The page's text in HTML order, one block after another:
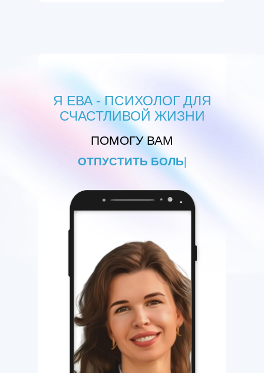
Я ЕВА - ПСИХОЛОГ ДЛЯ
СЧАСТЛИВОЙ ЖИЗНИ
ОТПУСТИТЬ Б|
ПОМОГУ ВАМ